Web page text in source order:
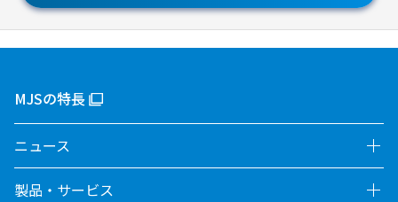
MJSの特長
ニュース
製品・サービス